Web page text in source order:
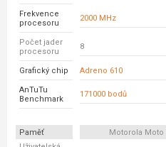
Frekvence
procesoru
2000 MHz
Počet jader
procesoru
8
Grafický chip Adreno 610
AnTuTu
Benchmark
171000 bodů
Paměť Motorola Moto